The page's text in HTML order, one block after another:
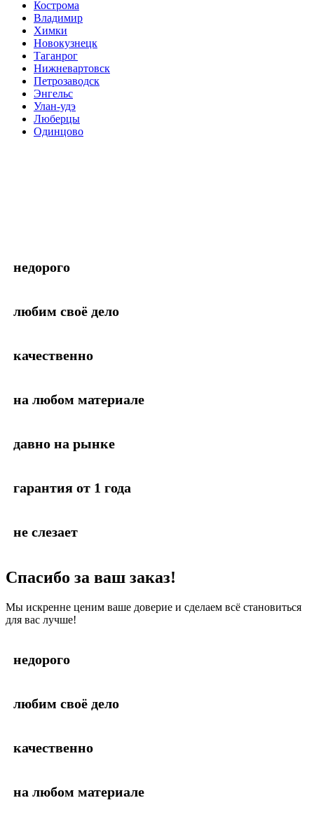
Кострома
Владимир
Химки
Новокузнецк
Таганрог
Нижневартовск
Петрозаводск
Энгельс
Улан-удэ
Люберцы
Одинцово
недорого
любим своё дело
качественно
на любом материале
давно на рынке
гарантия от 1 года
не слезает
Спасибо за ваш заказ!
Мы искренне ценим ваше доверие и сделаем всё становиться
для вас лучше!
недорого
любим своё дело
качественно
на любом материале